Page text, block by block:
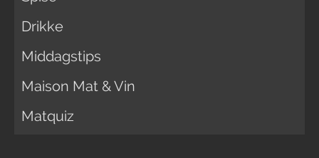
Drikke
Middagstips
Maison Mat & Vin
Matquiz